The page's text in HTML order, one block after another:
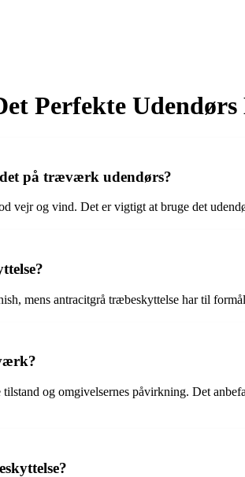
Perfekte Udendørs
på træværk udendørs?
og vind. Det er vigtigt at bruge det
mens antracitgrå træbeskyttelse har til
og omgivelsernes påvirkning. Det